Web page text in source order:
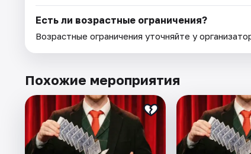
Есть ли возрастные ограничения?
Возрастные ограничения уточняйте у
Похожие мероприятия